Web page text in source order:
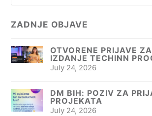
ZADNJE OBJAVE
OTVORENE PRIJAVE
IZDANJE TECHINN
July 24, 2026
DM BIH: POZIV ZA
PROJEKATA
July 24, 2026